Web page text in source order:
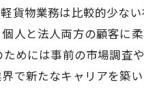
貨物業務は比較的少な
人と法人両方の顧客に
ためには事前の市場調査
で新たなキャリアを築